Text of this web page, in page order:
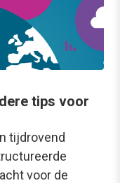
tips voor
tijdrovend
voor de